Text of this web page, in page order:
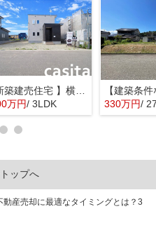
【 新築建売住宅 】横手市八幡字長者町No50 横手北小学校区のオール電化 3LDK
万円/ 3LDK 330万円/
ップへ
動産売却に最適なタイミングとは？3